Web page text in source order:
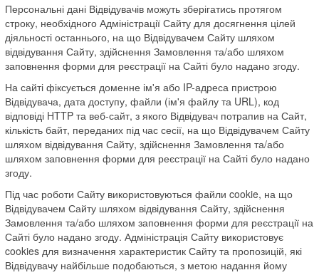
Персональні дані Відвідувачів можуть зберігатись протягом
строку, необхідного Адміністрації Сайту для досягнення цілей
діяльності останнього, на що Відвідувачем Сайту шляхом
відвідування Сайту, здійснення Замовлення та/або шляхом
заповнення форми для реєстрації на Сайті було надано згоду.
На сайті фіксується доменне ім'я або IP-адреса пристрою
Відвідувача, дата доступу, файли (ім'я файлу та URL), код
відповіді HTTP та веб-сайт, з якого Відвідувач потрапив на Сайт,
кількість байт, переданих під час сесії, на що Відвідувачем Сайту
шляхом відвідування Сайту, здійснення Замовлення та/або
шляхом заповнення форми для реєстрації на Сайті було надано
згоду.
Під час роботи Сайту використовуються файли cookie, на що
Відвідувачем Сайту шляхом відвідування Сайту, здійснення
Замовлення та/або шляхом заповнення форми для реєстрації на
Сайті було надано згоду. Адміністрація Сайту використовує
cookies для визначення характеристик Сайту та пропозицій, які
Відвідувачу найбільше подобаються, з метою надання йому